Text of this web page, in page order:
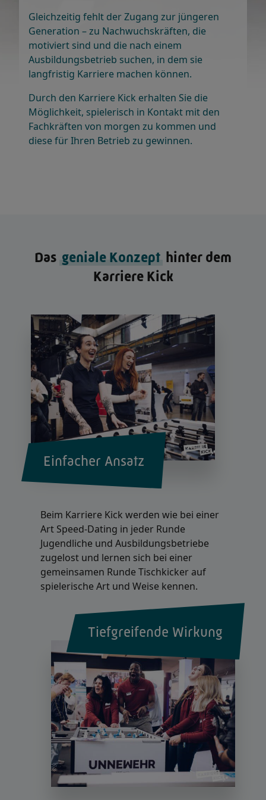
Gleichzeitig fehlt der Zugang zur jüngeren
Generation – zu Nachwuchskräften, die
motiviert sind und die nach einem
Ausbildungsbetrieb suchen, in dem sie
langfristig Karriere machen können.
Durch den Karriere Kick erhalten Sie die
Möglichkeit, spielerisch in Kontakt mit den
Fachkräften von morgen zu kommen und
diese für Ihren Betrieb zu gewinnen.
Das geniale Konzept hinter dem
Karriere Kick
Einfacher Ansatz
Beim Karriere Kick werden wie bei einer
Art Speed-Dating in jeder Runde
Jugendliche und Ausbildungsbetriebe
zugelost und lernen sich bei einer
gemeinsamen Runde Tischkicker auf
spielerische Art und Weise kennen.
Tiefgreifende Wirkung